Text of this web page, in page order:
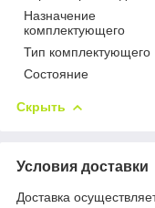
Назначение
комплектующего
Тип комплектующего
Состояние
Скрыть
Условия доставки
Доставка